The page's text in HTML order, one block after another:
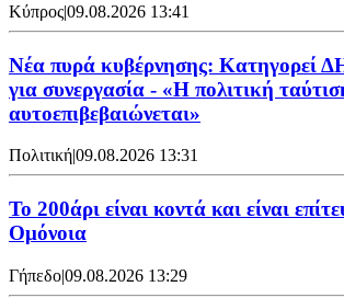
Κύπρος|09.08.2026 13:41
Νέα πυρά κυβέρνησης: Κατηγορεί
για συνεργασία - «Η πολιτική
αυτοεπιβεβαιώνεται»
Πολιτική|09.08.2026 13:31
Το 200άρι είναι κοντά και είναι
Ομόνοια
Γήπεδο|09.08.2026 13:29